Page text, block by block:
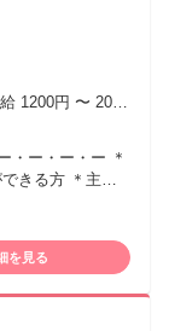
1200円 〜 2000
・ー・ー・ー ＊
きる方 ＊主婦
ー ＜ネット環境
していただきま
！ ー・ー・ー・
を見る